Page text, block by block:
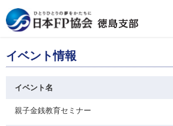
イベント情報
イベント名
親子金銭教育セミナー